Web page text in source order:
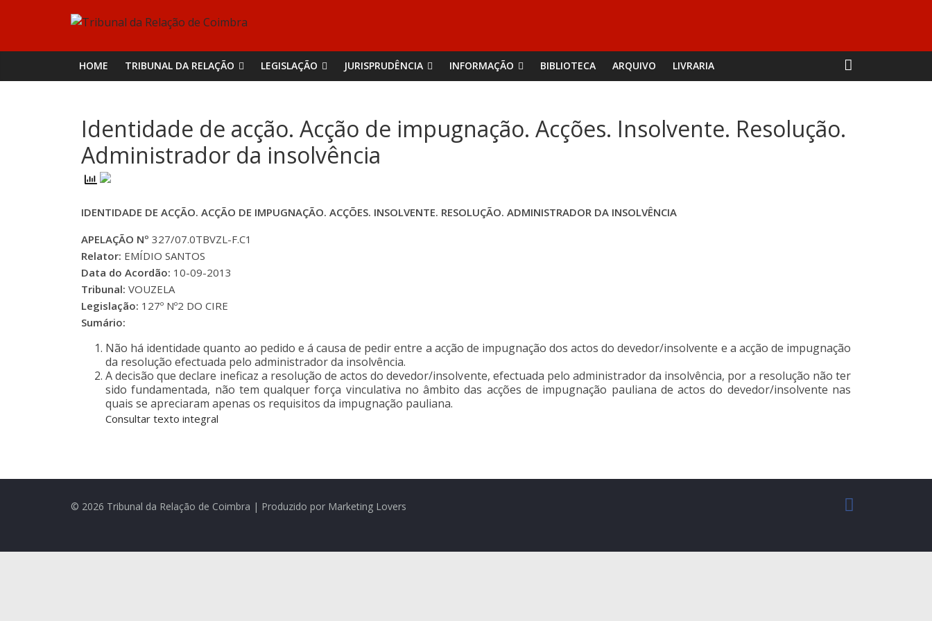
Tribunal
da
Relação
de
Coimbra
HOME TRIBUNAL DA RELAÇÃO LEGISLAÇÃO JURISPRUDÊNCIA INFORMAÇÃO BIBLIOTECA ARQUIVO LIVRARIA
Identidade de acção. Acção de impugnação. Acções. Insolvente. Resolução.
Administrador da insolvência
IDENTIDADE DE ACÇÃO. ACÇÃO DE IMPUGNAÇÃO. ACÇÕES. INSOLVENTE. RESOLUÇÃO. ADMINISTRADOR DA INSOLVÊNCIA
APELAÇÃO Nº 327/07.0TBVZL-F.C1
Relator: EMÍDIO SANTOS
Data do Acordão: 10-09-2013
Tribunal: VOUZELA
Legislação: 127º Nº2 DO CIRE
Sumário:
Não há identidade quanto ao pedido e á causa de pedir entre a acção de impugnação dos actos do devedor/insolvente e a acção de impugnação
da resolução efectuada pelo administrador da insolvência.
A decisão que declare ineficaz a resolução de actos do devedor/insolvente, efectuada pelo administrador da insolvência, por a resolução não ter
sido fundamentada, não tem qualquer força vinculativa no âmbito das acções de impugnação pauliana de actos do devedor/insolvente nas
quais se apreciaram apenas os requisitos da impugnação pauliana.
Consultar texto integral
© 2026 Tribunal da Relação de Coimbra | Produzido por Marketing Lovers